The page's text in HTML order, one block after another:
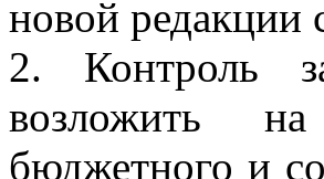
новой редакции
2. Контроль
возложить
бюджетного и